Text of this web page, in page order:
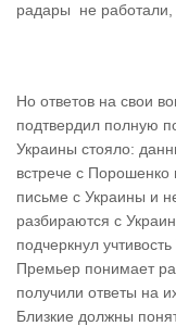
радары не работали,
Но ответов на свои
подтвердил полную
Украины стояло:
встрече с Порошенко
письме с Украины и
разбираются с
подчеркнул
Премьер понимает
получили ответы на
Близкие должны